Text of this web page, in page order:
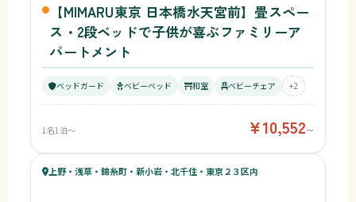
【MIMARU東京 日本橋水天宮前】畳スペー
ス・2段ベッドで子供が喜ぶファミリーア
パートメント
ベッドガード ベビーベッド 和室 ベビーチェア +2
1名1泊〜 ¥10,552〜
52ベビー
54キッズ
上野・浅草・錦糸町・新小岩・北千住・東京２３区内